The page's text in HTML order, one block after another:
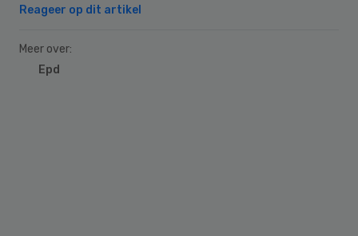
Reageer op dit artikel
Meer over:
Epd